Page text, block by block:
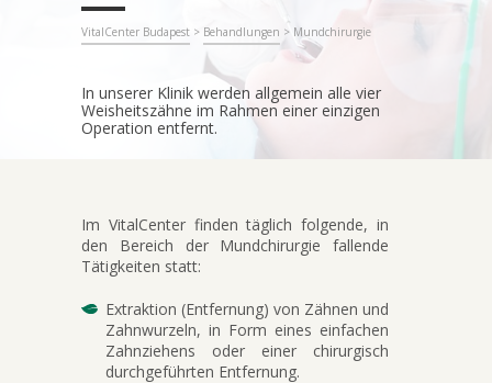
VitalCenter Budapest > Behandlungen > Mundchirurgie
In unserer Klinik werden allgemein alle vier
Weisheitszähne im Rahmen einer einzigen
Operation entfernt.
Im VitalCenter finden täglich folgende, in
den Bereich der Mundchirurgie fallende
Tätigkeiten statt:
Extraktion (Entfernung) von Zähnen und
Zahnwurzeln, in Form eines einfachen
Zahnziehens oder einer chirurgisch
durchgeführten Entfernung.